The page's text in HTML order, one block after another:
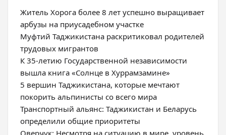
Житель Хорога более 8 лет успешно выращивает
арбузы на приусадебном участке
Муфтий Таджикистана раскритиковал родителей
трудовых мигрантов
К 35-летию Государственной независимости
вышла книга «Солнце в Хуррамзамине»
5 вершин Таджикистана, которые мечтают
покорить альпинисты со всего мира
Транспортный альянс: Таджикистан и Беларусь
определили общие приоритеты
Оверчук: Несмотря на ситуацию в мире, уровень